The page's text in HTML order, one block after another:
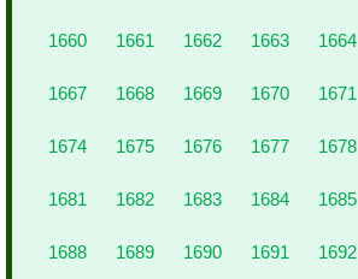
1660 1661 1662 1663 1664
1667 1668 1669 1670 1671
1674 1675 1676 1677 1678
1681 1682 1683 1684 1685
1688 1689 1690 1691 1692